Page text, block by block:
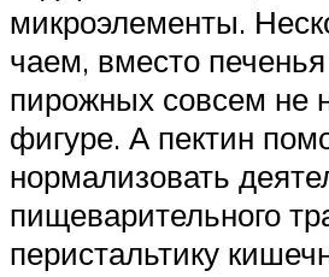
микроэлементы.
чаем, вместо
пирожных совсем не
фигуре. А пектин
нормализовать
пищеварительного
перистальтику